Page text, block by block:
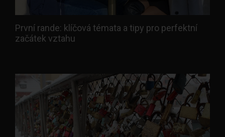
První rande: klíčová témata a tipy pro perfektní
začátek vztahu